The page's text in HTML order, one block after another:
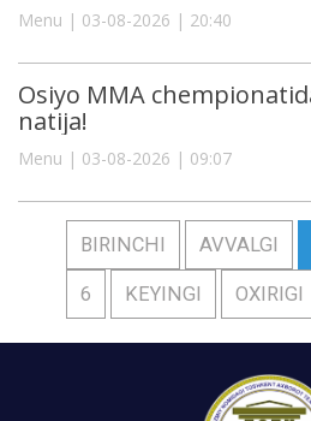
Menu | 03-08-2026 | 20:40
Osiyo MMA
natija!
Menu | 03-08-2026 | 09:07
BIRINCHI AVVALGI
6 KEYINGI OXIRIGI